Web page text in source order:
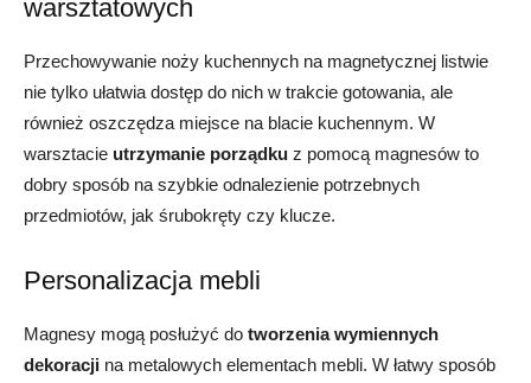
warsztatowych
Przechowywanie noży kuchennych na magnetycznej listwie
nie tylko ułatwia dostęp do nich w trakcie gotowania, ale
również oszczędza miejsce na blacie kuchennym. W
warsztacie utrzymanie porządku z pomocą magnesów to
dobry sposób na szybkie odnalezienie potrzebnych
przedmiotów, jak śrubokręty czy klucze.
Personalizacja mebli
Magnesy mogą posłużyć do tworzenia wymiennych
dekoracji na metalowych elementach mebli. W łatwy sposób